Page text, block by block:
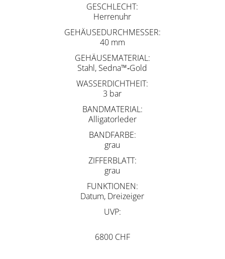
GESCHLECHT
Herrenuhr
GEHÄUSEDURCHMESSER
40 mm
GEHÄUSEMATERIAL
Stahl, Sedna™‑Gold
WASSERDICHTHEIT
3 bar
BANDMATERIAL
Alligatorleder
BANDFARBE
grau
ZIFFERBLATT
grau
FUNKTIONEN
Datum, Dreizeiger
UVP
6800 CHF